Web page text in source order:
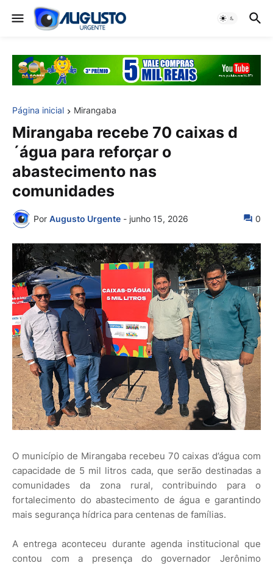
Página inicial Mirangaba
Mirangaba recebe 70 caixas d
´água para reforçar o
abastecimento nas
comunidades
Por Augusto Urgente - junho 15, 2026 0
O município de Mirangaba recebeu 70 caixas d’água com
capacidade de 5 mil litros cada, que serão destinadas a
comunidades da zona rural, contribuindo para o
fortalecimento do abastecimento de água e garantindo
mais segurança hídrica para centenas de famílias.
A entrega aconteceu durante agenda institucional que
contou com a presença do governador Jerônimo